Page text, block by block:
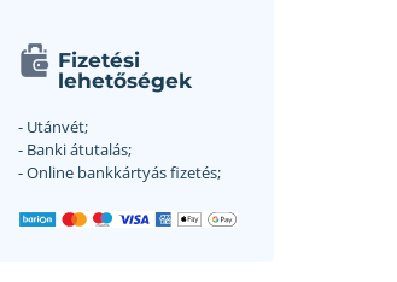
Fizetési
lehetőségek
- Utánvét;
- Banki átutalás;
- Online bankkártyás fizetés;